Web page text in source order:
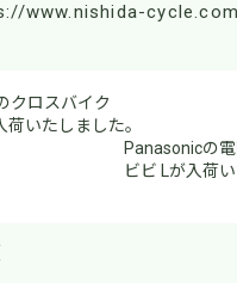
www.nishida-
クロスバイク
荷いたしました。
Panasonicの
ビビ Lが入荷